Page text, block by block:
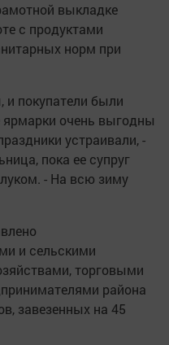
выкладке
с продуктами
норм при
покупатели были
ярмарки очень выгодны
устраивали, -
пока ее супруг
- На всю зиму
и сельскими
торговыми
района
завезенных на 45